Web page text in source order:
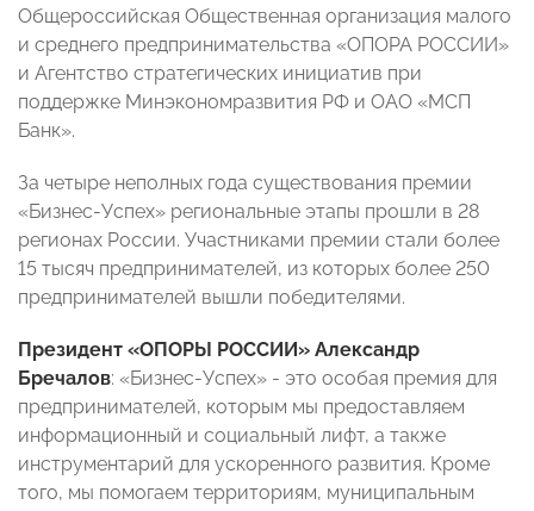
Общероссийская Общественная организация малого
и среднего предпринимательства «ОПОРА РОССИИ»
и Агентство стратегических инициатив при
поддержке Минэкономразвития РФ и ОАО «МСП
Банк».
За четыре неполных года существования премии
«Бизнес-Успех» региональные этапы прошли в 28
регионах России. Участниками премии стали более
15 тысяч предпринимателей, из которых более 250
предпринимателей вышли победителями.
Президент «ОПОРЫ РОССИИ» Александр
Бречалов: «Бизнес-Успех» - это особая премия для
предпринимателей, которым мы предоставляем
информационный и социальный лифт, а также
инструментарий для ускоренного развития. Кроме
того, мы помогаем территориям, муниципальным